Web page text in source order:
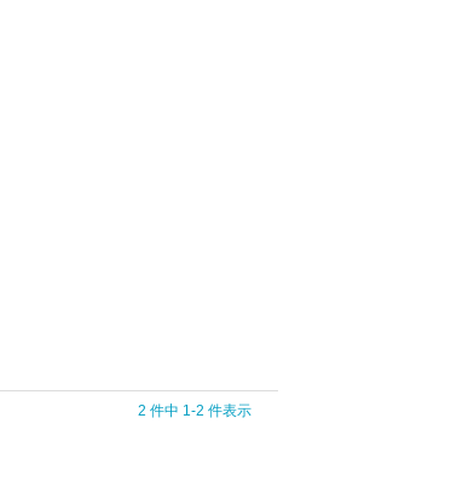
2 件中 1-2 件表示